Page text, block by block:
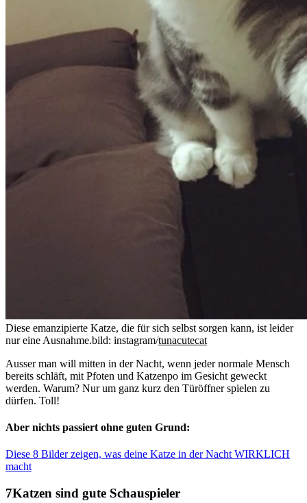
Diese emanzipierte Katze, die für sich selbst sorgen kann, ist leider
nur eine Ausnahme.bild: instagram/tunacutecat
Ausser man will mitten in der Nacht, wenn jeder normale Mensch
bereits schläft, mit Pfoten und Katzenpo im Gesicht geweckt
werden. Warum? Nur um ganz kurz den Türöffner spielen zu
dürfen. Toll!
Aber nichts passiert ohne guten Grund:
Diese 8 Bilder zeigen, was deine Katze in der Nacht WIRKLICH
macht
Katzen sind gute Schauspieler